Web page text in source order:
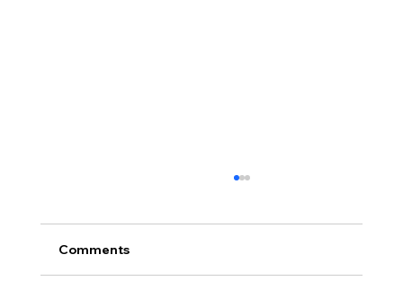
• 서대석 목자 단기 선교 8월 1일부터 13일까지
이스라엘 단기 선교를 다녀옵니다. 관심과 기도
Comments